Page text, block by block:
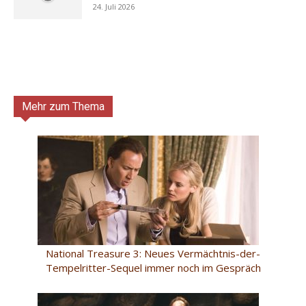
24. Juli 2026
Mehr zum Thema
National Treasure 3: Neues Vermächtnis-der-
Tempelritter-Sequel immer noch im Gespräch